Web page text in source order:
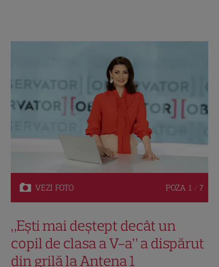
VEZI FOTO POZA 1 / 7
„Ești mai deștept decât un
copil de clasa a V-a” a dispărut
din grilă la Antena 1